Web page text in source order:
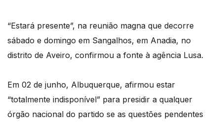
“Estará presente”, na reunião magna que decorre
sábado e domingo em Sangalhos, em Anadia, no
distrito de Aveiro, confirmou a fonte à agência Lusa.
Em 02 de junho, Albuquerque, afirmou estar
“totalmente indisponível” para presidir a qualquer
órgão nacional do partido se as questões pendentes